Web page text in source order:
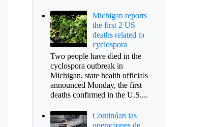
Michigan reports
the first 2 US
deaths related to
cyclospora
Two people have died in the
cyclospora outbreak in
Michigan, state health officials
announced Monday, the first
deaths confirmed in the U.S....
Continúan las
operaciones de